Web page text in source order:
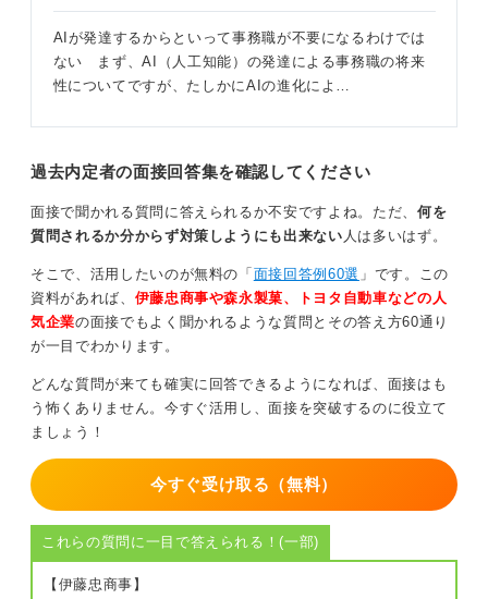
AIが発達するからといって事務職が不要になるわけでは
ない まず、AI（人工知能）の発達による事務職の将来
性についてですが、たしかにAIの進化によ…
過去内定者の面接回答集を確認してください
面接で聞かれる質問に答えられるか不安ですよね。ただ、 何を
質問されるか分からず対策しようにも出来ない 人は多いはず。
そこで、活用したいのが無料の「 面接回答例60選 」です。この
資料があれば、 伊藤忠商事や森永製菓、トヨタ自動車などの人
気企業の面接でもよく聞かれるような質問とその答え方60通り
が一目でわかります。
どんな質問が来ても確実に回答できるようになれば、面接はも
う怖くありません。今すぐ活用し、面接を突破するのに役立て
ましょう！
今すぐ受け取る（無料）
これらの質問に一目で答えられる！(一部)
【伊藤忠商事】